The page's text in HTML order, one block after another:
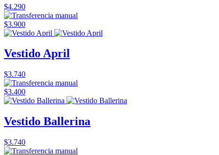
$4.290
$3.900
Vestido April
$3.740
$3.400
Vestido Ballerina
$3.740